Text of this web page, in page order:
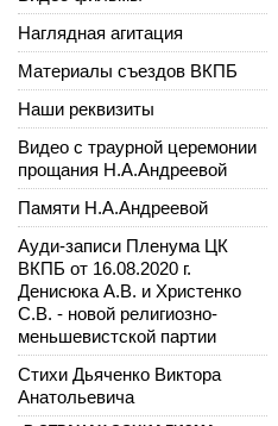
Наглядная агитация
Материалы съездов ВКПБ
Наши реквизиты
Видео с траурной церемонии
прощания Н.А.Андреевой
Памяти Н.А.Андреевой
Ауди-записи Пленума ЦК
ВКПБ от 16.08.2020 г.
Денисюка А.В. и Христенко
С.В. - новой религиозно-
меньшевистской партии
Стихи Дьяченко Виктора
Анатольевича